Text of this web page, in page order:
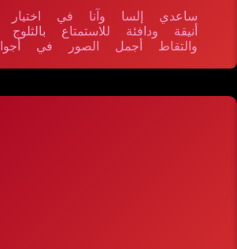
ساعدي إلسا وآنا في اختيار
أنيقة ودافئة للاستمتاع بالثلوج
والتقاط أجمل الصور في